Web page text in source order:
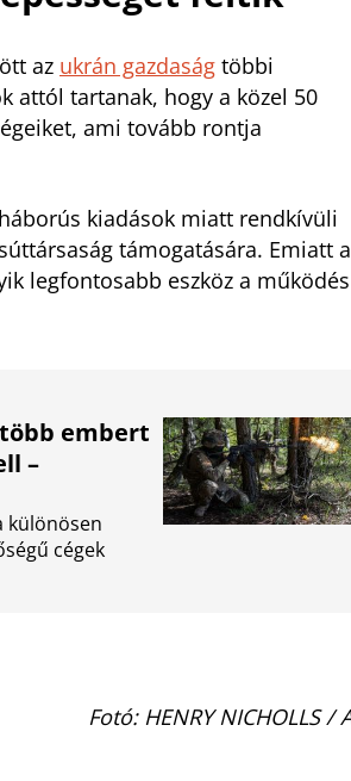
az ukrán gazdaság többi
attól tartanak, hogy a közel 50
ami tovább rontja
kiadások miatt rendkívüli
támogatására. Emiatt
legfontosabb eszköz a működés
embert
–
különösen
cégek
Fotó: HENRY NICHOLLS /